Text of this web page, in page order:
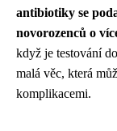
antibiotiky se
novorozenců o
když je testování
malá věc, která
komplikacemi.